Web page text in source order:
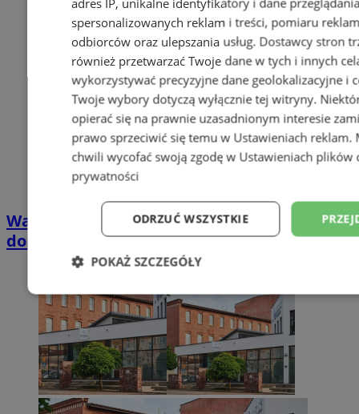
Wakacyjny wypoczynek nad Bałtykiem w
domkach Szmaragdowe Morze
spersonalizowanych reklam i treści, pomiaru
odbiorców oraz ulepszania usług. Dostawcy stron
również przetwarzać Twoje dane w tych i innych
wykorzystywać precyzyjne dane geolokalizacyjne i
Twoje wybory dotyczą wyłącznie tej witryny.
opierać się na prawnie uzasadnionym interesie
prawo sprzeciwić się temu w Ustawieniach reklam.
chwili wycofać swoją zgodę w Ustawieniach plików
prywatności
ODRZUĆ WSZYSTKIE
POKAŻ SZCZEGÓŁY
Niezbędne Wydajność
Niesklasyfikowane